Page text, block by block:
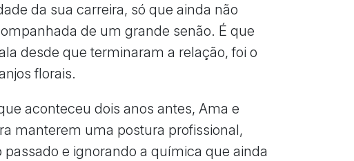
da sua carreira, só que ainda não
de um grande senão. É que
desde que terminaram a relação, foi o
florais.
aconteceu dois anos antes, Ama e
manterem uma postura profissional,
e ignorando a química que ainda